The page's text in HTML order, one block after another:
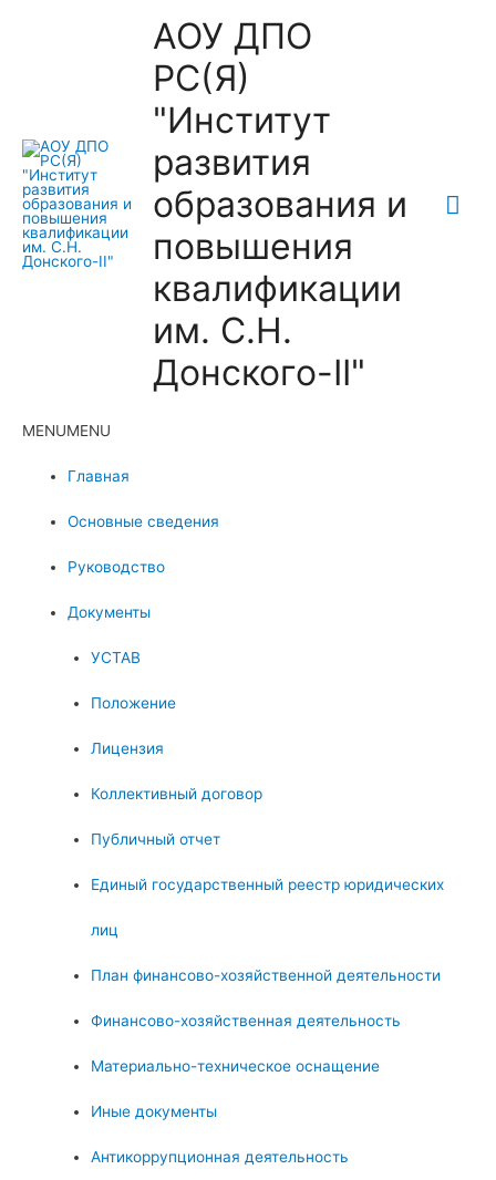
АОУ ДПО
РС(Я)
"Институт
развития
образования и
повышения
квалификации
им. С.Н.
Донского-II"
MENUMENU
Главная
Основные сведения
Руководство
Документы
УСТАВ
Положение
Лицензия
Коллективный договор
Публичный отчет
Единый государственный реестр юридических
лиц
План финансово-хозяйственной деятельности
Финансово-хозяйственная деятельность
Материально-техническое оснащение
Иные документы
Антикоррупционная деятельность